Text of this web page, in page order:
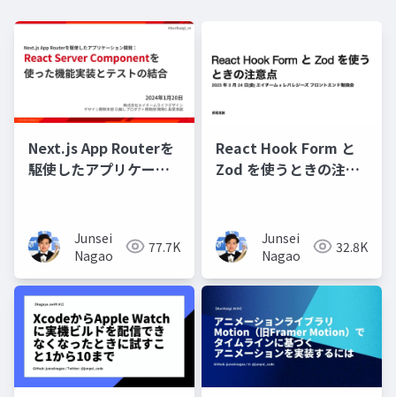
Next.js App Routerを
駆使したアプリケーシ
使った機能実装とテス
トの結合
Junsei
Nagao
77.7K
React Hook Form と
Zod を使うときの注意
Junsei
Nagao
32.8K